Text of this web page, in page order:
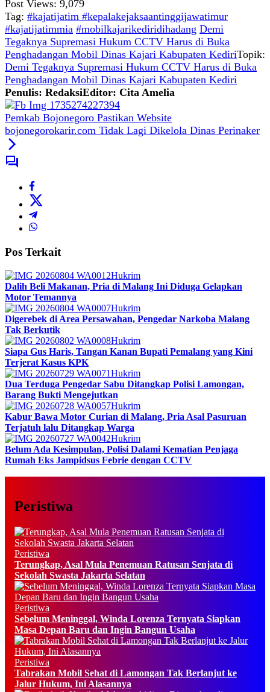
Post Views: 9,079
Tag: #kajatijatim #kepalakejaksaantinggijawatimur
#kajatijatimmia #mobilkajarikediridihadang Demi
Tegaknya Supremasi Hukum CCTV Harus di Buka
Penghadangan Mobil Dinas Kajari Kabupaten KediriTopik:
Demi Tegaknya Supremasi Hukum CCTV Harus di Buka
Penghadangan Mobil Dinas Kajari Kabupaten Kediri
Penulis: RedaksiEditor: Cita Amelia
Pemkab Bojonegoro Pastikan Website
bojonegorokarir.com Tidak Lagi Dikelola Dinas Perinaker
Pos Terkait
Hukrim
Dalih Beli Makanan, Pria di Malang Ini Diduga Gelapkan
Motor Temannya
Hukrim
Digerebek di Area Persawahan, Pengedar Narkoba Malang
Tak Berkutik
Hukrim
Siapa Gus Haris, Tangan Kanan Bupati Pemalang yang Kini
Terjerat Kasus KPK
Hukrim
Dua Terduga Pengedar Sabu Ditangkap Polisi Lamongan,
Barang Bukti Mengejutkan
Hukrim
Kabur Bawa Motor Curian di Malang, Pria Asal Pasuruan
Terjatuh lalu Ditangkap Warga
Hukrim
Belum Ada Kesimpulan, Polisi Dalami Kematian Penjaga
Rumah Eks Jampidsus Febrie dengan CCTV
Peristiwa
Peristiwa
Terungkap, Asal Mula Penemuan Ratusan Senjata di
Sekolah Swasta Jakarta Selatan
Peristiwa
Sebelum Meninggal, Winda Lorenza Ternyata Siapkan
Masa Depan Baru dan Ingin Bangun Usaha
Peristiwa
Tabrakan Mobil Sehat di Lamongan Tak Berlanjut ke
Jalur Hukum, Ini Alasannya